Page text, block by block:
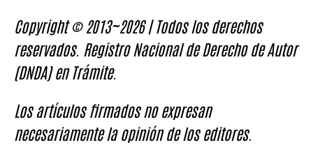
Copyright © 2013~2026 | Todos los derechos
reservados. Registro Nacional de Derecho de Autor
(DNDA) en Trámite.
Los artículos firmados no expresan
necesariamente la opinión de los editores.